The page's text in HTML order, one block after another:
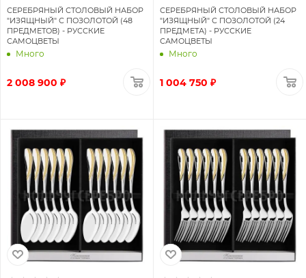
СЕРЕБРЯНЫЙ СТОЛОВЫЙ НАБОР
"ИЗЯЩНЫЙ" С ПОЗОЛОТОЙ (48
ПРЕДМЕТОВ) - РУССКИЕ
САМОЦВЕТЫ
Много
2 008 900 ₽
СЕРЕБРЯНЫЙ СТОЛОВЫЙ НАБОР
"ИЗЯЩНЫЙ" С ПОЗОЛОТОЙ (24
ПРЕДМЕТА) - РУССКИЕ
САМОЦВЕТЫ
Много
1 004 750 ₽